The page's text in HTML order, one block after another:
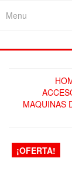
Menu
MAQUINAS
¡OFERTA!